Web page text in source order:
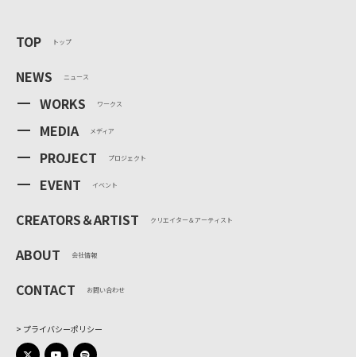
TOP トップ
NEWS ニュース
WORKS ワークス
MEDIA メディア
PROJECT プロジェクト
EVENT イベント
CREATORS＆ARTIST クリエイター＆アーティスト
ABOUT 会社情報
CONTACT お問い合わせ
プライバシーポリシー